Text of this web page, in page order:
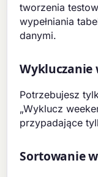
tworzenia
wypełniania
danymi.
Wykluczanie
Potrzebujesz
„Wyklucz
przypadające
Sortowanie